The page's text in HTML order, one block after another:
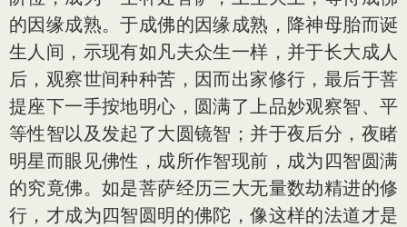
的因缘成熟。于成佛的因缘成熟，降神母胎而诞
生人间，示现有如凡夫众生一样，并于长大成人
后，观察世间种种苦，因而出家修行，最后于菩
提座下一手按地明心，圆满了上品妙观察智、平
等性智以及发起了大圆镜智；并于夜后分，夜睹
明星而眼见佛性，成所作智现前，成为四智圆满
的究竟佛。如是菩萨经历三大无量数劫精进的修
行，才成为四智圆明的佛陀，像这样的法道才是